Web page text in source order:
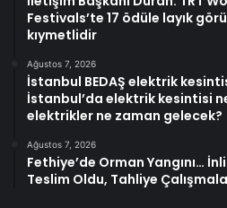
Festivals’te 17 ödüle layık
kıymetlidir
Ağustos 7, 2026
İstanbul BEDAŞ elektrik
İstanbul’da elektrik kesintisi
elektrikler ne zaman gelecek?
Ağustos 7, 2026
Fethiye’de Orman Yangını…
Teslim Oldu, Tahliye